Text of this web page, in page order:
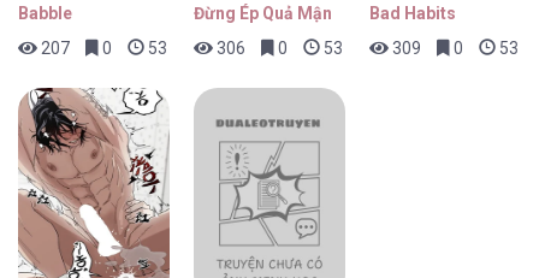
Gả Cho Vai Ác [...] – Chap 54
Gả Cho Vai Ác [...] – Chap 53
Babble
207
0 53 phút trước
Đừng Ép Quả Mận
306
0 53 phút trước
Bad Habits
309
0 53